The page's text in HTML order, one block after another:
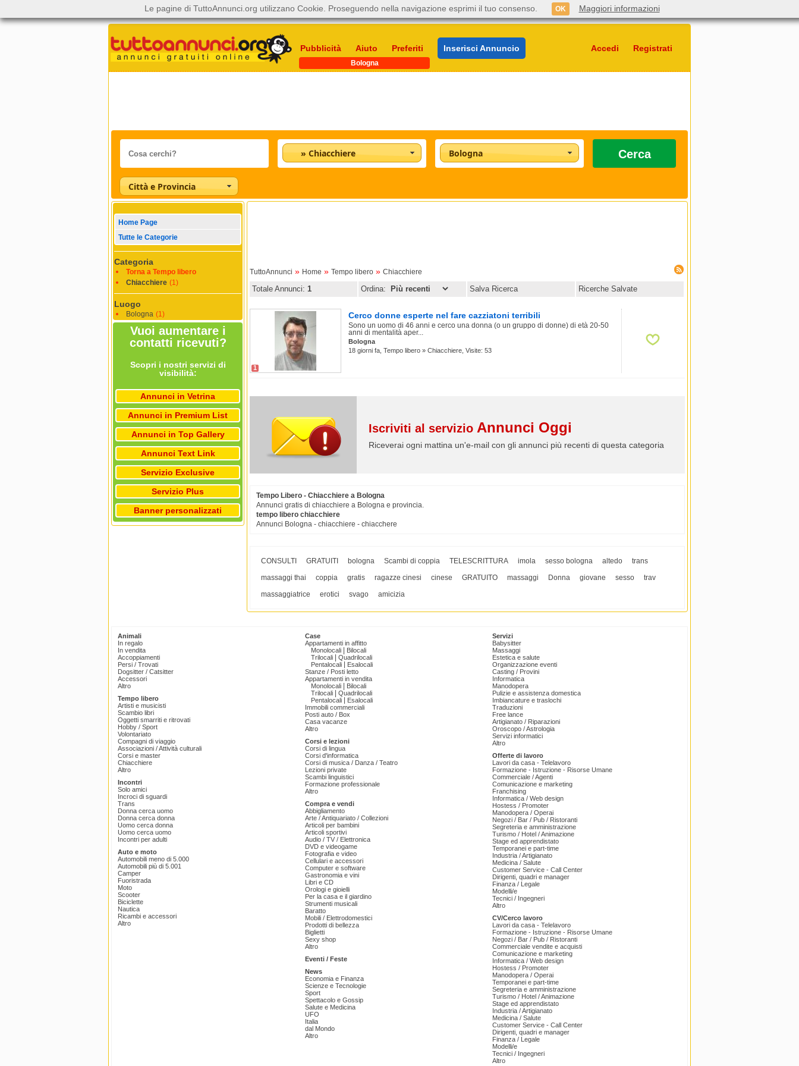
Pubblicità Aiuto Preferiti Inserisci Annuncio Accedi Registrati
Bologna
» Chiacchiere Bologna Cerca
Città e Provincia
Home Page
Tutte le Categorie
Categoria
Torna a Tempo libero
Chiacchiere (1)
Luogo
Bologna (1)
Vuoi aumentare i
contatti ricevuti?
Scopri i nostri servizi di
visibilità:
Annunci in Vetrina
Annunci in Premium List
Annunci in Top Gallery
Annunci Text Link
Servizio Exclusive
Servizio Plus
Banner personalizzati
TuttoAnnunci » Home » Tempo libero » Chiacchiere
Totale Annunci: 1 Ordina: Salva Ricerca Ricerche Salvate
1
Cerco donne esperte nel fare cazziatoni terribili
Sono un uomo di 46 anni e cerco una donna (o un gruppo di donne) di età 20-50
anni di mentalità aper...
Bologna
18 giorni fa, Tempo libero » Chiacchiere, Visite: 53
Iscriviti al servizio Annunci Oggi
Riceverai ogni mattina un'e-mail con gli annunci più recenti di questa categoria
Tempo Libero - Chiacchiere a Bologna
Annunci gratis di chiacchiere a Bologna e provincia.
tempo libero chiacchiere
Annunci Bologna - chiacchiere - chiacchere
CONSULTI GRATUITI bologna Scambi di coppia TELESCRITTURA imola sesso bologna altedo
trans
massaggi thai
coppia gratis ragazze cinesi cinese GRATUITO massaggi Donna giovane sesso
trav
massaggiatrice
erotici svago amicizia
Animali
In regalo
In vendita
Accoppiamenti
Persi / Trovati
Dogsitter / Catsitter
Accessori
Altro
Tempo libero
Artisti e musicisti
Scambio libri
Oggetti smarriti e ritrovati
Hobby / Sport
Volontariato
Compagni di viaggio
Associazioni / Attività culturali
Corsi e master
Chiacchiere
Altro
Incontri
Solo amici
Incroci di sguardi
Trans
Donna cerca uomo
Donna cerca donna
Uomo cerca donna
Uomo cerca uomo
Incontri per adulti
Auto e moto
Automobili meno di 5.000
Automobili più di 5.001
Camper
Fuoristrada
Moto
Scooter
Biciclette
Nautica
Ricambi e accessori
Altro
Case
Appartamenti in affitto
Monolocali
Bilocali
Trilocali
Quadrilocali
Pentalocali
Esalocali
Stanze / Posti letto
Appartamenti in vendita
Monolocali
Bilocali
Trilocali
Quadrilocali
Pentalocali
Esalocali
Immobili commerciali
Posti auto / Box
Casa vacanze
Altro
Corsi e lezioni
Corsi di lingua
Corsi d'informatica
Corsi di musica / Danza / Teatro
Lezioni private
Scambi linguistici
Formazione professionale
Altro
Compra e vendi
Abbigliamento
Arte / Antiquariato / Collezioni
Articoli per bambini
Articoli sportivi
Audio / TV / Elettronica
DVD e videogame
Fotografia e video
Cellulari e accessori
Computer e software
Gastronomia e vini
Libri e CD
Orologi e gioielli
Per la casa e il giardino
Strumenti musicali
Baratto
Mobili / Elettrodomestici
Prodotti di bellezza
Biglietti
Sexy shop
Altro
Eventi / Feste
News
Economia e Finanza
Scienze e Tecnologie
Sport
Spettacolo e Gossip
Salute e Medicina
UFO
Italia
dal Mondo
Altro
Servizi
Babysitter
Massaggi
Estetica e salute
Organizzazione eventi
Casting / Provini
Informatica
Manodopera
Pulizie e assistenza domestica
Imbiancature e traslochi
Traduzioni
Free lance
Artigianato / Riparazioni
Oroscopo / Astrologia
Servizi informatici
Altro
Offerte di lavoro
Lavori da casa - Telelavoro
Formazione - Istruzione - Risorse Umane
Commerciale / Agenti
Comunicazione e marketing
Franchising
Informatica / Web design
Hostess / Promoter
Manodopera / Operai
Negozi / Bar / Pub / Ristoranti
Segreteria e amministrazione
Turismo / Hotel / Animazione
Stage ed apprendistato
Temporanei e part-time
Industria / Artigianato
Medicina / Salute
Customer Service - Call Center
Dirigenti, quadri e manager
Finanza / Legale
Modelli/e
Tecnici / Ingegneri
Altro
CV/Cerco lavoro
Lavori da casa - Telelavoro
Formazione - Istruzione - Risorse Umane
Negozi / Bar / Pub / Ristoranti
Commerciale vendite e acquisti
Comunicazione e marketing
Informatica / Web design
Hostess / Promoter
Manodopera / Operai
Temporanei e part-time
Segreteria e amministrazione
Turismo / Hotel / Animazione
Stage ed apprendistato
Industria / Artigianato
Medicina / Salute
Customer Service - Call Center
Dirigenti, quadri e manager
Finanza / Legale
Modelli/e
Tecnici / Ingegneri
Altro
Le pagine di TuttoAnnunci.org utilizzano Cookie. Proseguendo nella navigazione esprimi il tuo consenso. OK Maggiori informazioni